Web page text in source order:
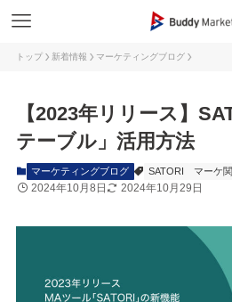
トップ 新着情報 マーケティングブログ
【2023年リリース】
テーブル」活用方法
マーケティングブログ SATORI マーケ
2024年10月8日 2024年10月29日